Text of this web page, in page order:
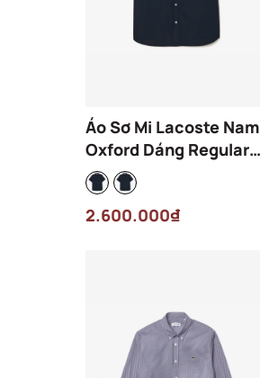
Áo Sơ Mi Lacoste Nam
Oxford Dáng Regular
CH1917-00-F2W Màu
Xanh Đen
2.600.000₫